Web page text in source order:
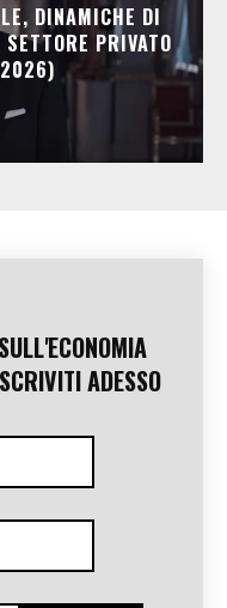
DINAMICHE DI
PRIVATO
ADESSO